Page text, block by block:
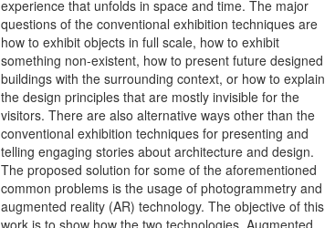
experience that unfolds in space and time. The major
questions of the conventional exhibition techniques are
how to exhibit objects in full scale, how to exhibit
something non-existent, how to present future designed
buildings with the surrounding context, or how to explain
the design principles that are mostly invisible for the
visitors. There are also alternative ways other than the
conventional exhibition techniques for presenting and
telling engaging stories about architecture and design.
The proposed solution for some of the aforementioned
common problems is the usage of photogrammetry and
augmented reality (AR) technology. The objective of this
work is to show how the two technologies, Augmented